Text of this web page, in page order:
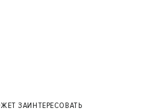
ЗАИНТЕРЕСОВАТЬ